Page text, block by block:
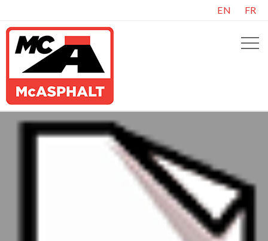
EN FR